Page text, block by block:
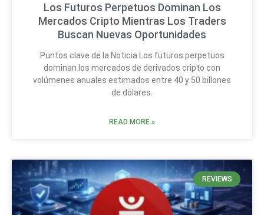
Los Futuros Perpetuos Dominan Los
Mercados Cripto Mientras Los Traders
Buscan Nuevas Oportunidades
Puntos clave de la Noticia Los futuros perpetuos
dominan los mercados de derivados cripto con
volúmenes anuales estimados entre 40 y 50 billones
de dólares.
READ MORE »
REVIEWS